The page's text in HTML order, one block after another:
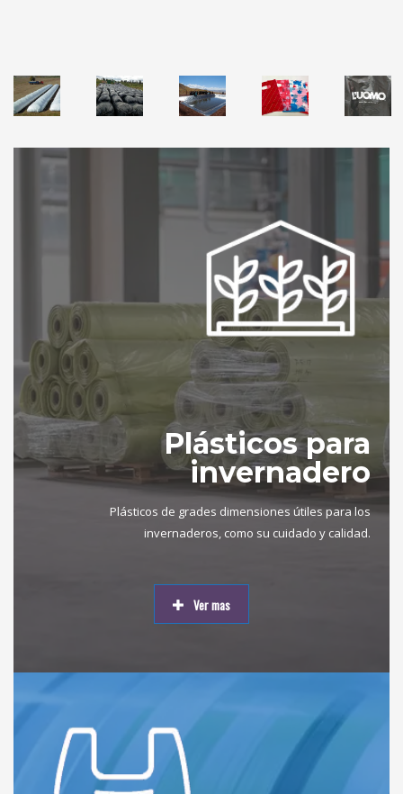
Plásticos para
invernadero
Plásticos de grades dimensiones útiles para los
invernaderos, como su cuidado y calidad.
Ver mas